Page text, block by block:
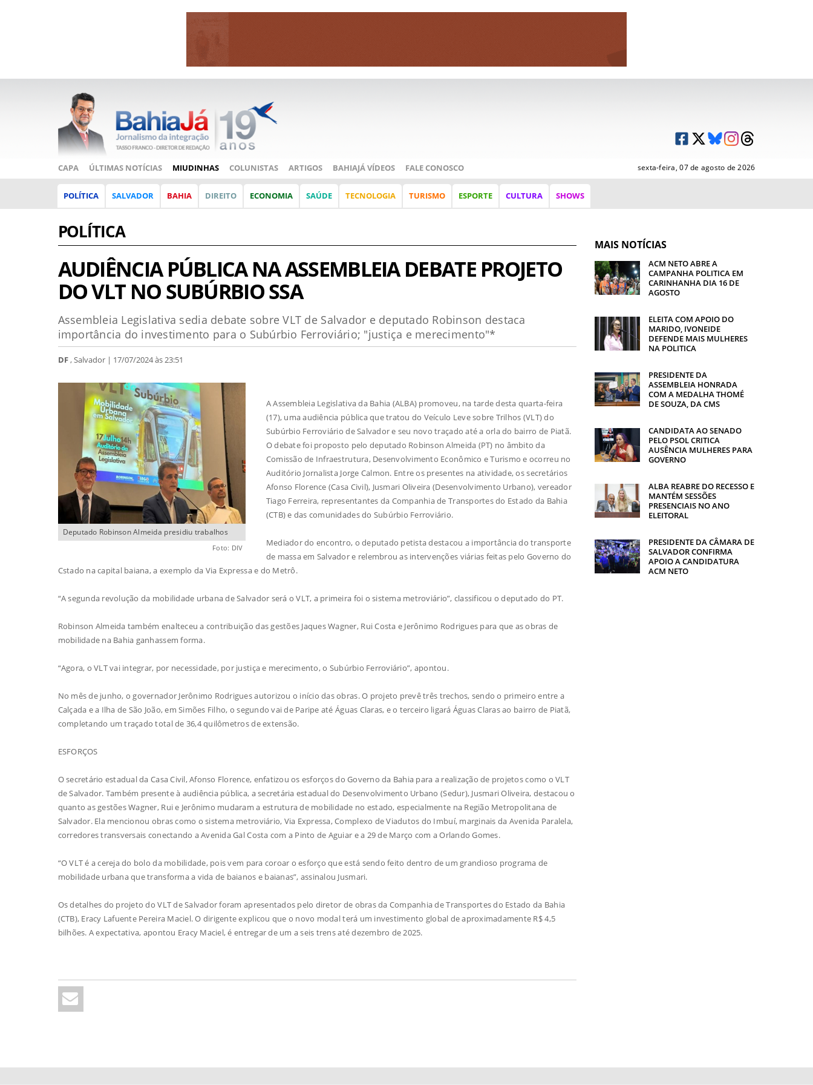
CAPA ÚLTIMAS NOTÍCIAS MIUDINHAS COLUNISTAS ARTIGOS BAHIAJÁ VÍDEOS FALE CONOSCO sexta-feira, 07 de agosto de 2026
POLÍTICA SALVADOR BAHIA DIREITO ECONOMIA SAÚDE TECNOLOGIA TURISMO ESPORTE CULTURA SHOWS
POLÍTICA
AUDIÊNCIA PÚBLICA NA ASSEMBLEIA DEBATE PROJETO
DO VLT NO SUBÚRBIO SSA
Assembleia Legislativa sedia debate sobre VLT de Salvador e deputado Robinson destaca
importância do investimento para o Subúrbio Ferroviário; "justiça e merecimento"*
DF, Salvador | 17/07/2024 às 23:51
Deputado Robinson Almeida presidiu trabalhos
Foto: DIV
A Assembleia Legislativa da Bahia (ALBA) promoveu, na tarde desta quarta-feira
(17), uma audiência pública que tratou do Veículo Leve sobre Trilhos (VLT) do
Subúrbio Ferroviário de Salvador e seu novo traçado até a orla do bairro de Piatã.
O debate foi proposto pelo deputado Robinson Almeida (PT) no âmbito da
Comissão de Infraestrutura, Desenvolvimento Econômico e Turismo e ocorreu no
Auditório Jornalista Jorge Calmon. Entre os presentes na atividade, os secretários
Afonso Florence (Casa Civil), Jusmari Oliveira (Desenvolvimento Urbano), vereador
Tiago Ferreira, representantes da Companhia de Transportes do Estado da Bahia
(CTB) e das comunidades do Subúrbio Ferroviário.
Mediador do encontro, o deputado petista destacou a importância do transporte
de massa em Salvador e relembrou as intervenções viárias feitas pelo Governo do
Cstado na capital baiana, a exemplo da Via Expressa e do Metrô.
“A segunda revolução da mobilidade urbana de Salvador será o VLT, a primeira foi o sistema metroviário”, classificou o deputado do PT.
Robinson Almeida também enalteceu a contribuição das gestões Jaques Wagner, Rui Costa e Jerônimo Rodrigues para que as obras de
mobilidade na Bahia ganhassem forma.
“Agora, o VLT vai integrar, por necessidade, por justiça e merecimento, o Subúrbio Ferroviário”, apontou.
No mês de junho, o governador Jerônimo Rodrigues autorizou o início das obras. O projeto prevê três trechos, sendo o primeiro entre a
Calçada e a Ilha de São João, em Simões Filho, o segundo vai de Paripe até Águas Claras, e o terceiro ligará Águas Claras ao bairro de Piatã,
completando um traçado total de 36,4 quilômetros de extensão.
ESFORÇOS
O secretário estadual da Casa Civil, Afonso Florence, enfatizou os esforços do Governo da Bahia para a realização de projetos como o VLT
de Salvador. Também presente à audiência pública, a secretária estadual do Desenvolvimento Urbano (Sedur), Jusmari Oliveira, destacou o
quanto as gestões Wagner, Rui e Jerônimo mudaram a estrutura de mobilidade no estado, especialmente na Região Metropolitana de
Salvador. Ela mencionou obras como o sistema metroviário, Via Expressa, Complexo de Viadutos do Imbuí, marginais da Avenida Paralela,
corredores transversais conectando a Avenida Gal Costa com a Pinto de Aguiar e a 29 de Março com a Orlando Gomes.
“O VLT é a cereja do bolo da mobilidade, pois vem para coroar o esforço que está sendo feito dentro de um grandioso programa de
mobilidade urbana que transforma a vida de baianos e baianas”, assinalou Jusmari.
Os detalhes do projeto do VLT de Salvador foram apresentados pelo diretor de obras da Companhia de Transportes do Estado da Bahia
(CTB), Eracy Lafuente Pereira Maciel. O dirigente explicou que o novo modal terá um investimento global de aproximadamente R$ 4,5
bilhões. A expectativa, apontou Eracy Maciel, é entregar de um a seis trens até dezembro de 2025.
MAIS NOTÍCIAS
ACM NETO ABRE A
CAMPANHA POLITICA EM
CARINHANHA DIA 16 DE
AGOSTO
ELEITA COM APOIO DO
MARIDO, IVONEIDE
DEFENDE MAIS MULHERES
NA POLITICA
PRESIDENTE DA
ASSEMBLEIA HONRADA
COM A MEDALHA THOMÉ
DE SOUZA, DA CMS
CANDIDATA AO SENADO
PELO PSOL CRITICA
AUSÊNCIA MULHERES PARA
GOVERNO
ALBA REABRE DO RECESSO E
MANTÉM SESSÕES
PRESENCIAIS NO ANO
ELEITORAL
PRESIDENTE DA CÂMARA DE
SALVADOR CONFIRMA
APOIO A CANDIDATURA
ACM NETO